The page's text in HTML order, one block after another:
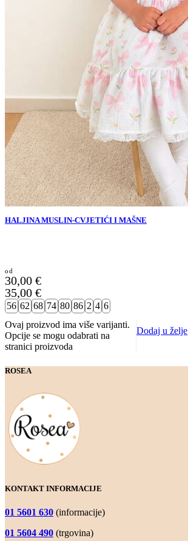
HALJINA MUSLIN-CVJETIĆI I MAŠNE
30,00 €
35,00 €
56 62 68 74 80 86 2 4 6
Ovaj proizvod ima više varijanti.
Opcije se mogu odabrati na
stranici proizvoda
Dodaj u želje
ROSEA
KONTAKT INFORMACIJE
01 5601 630 (informacije)
01 5604 490 (trgovina)